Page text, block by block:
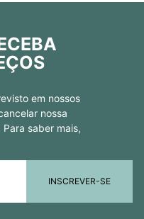
em nossos
nossa
saber mais,
INSCREVER-SE